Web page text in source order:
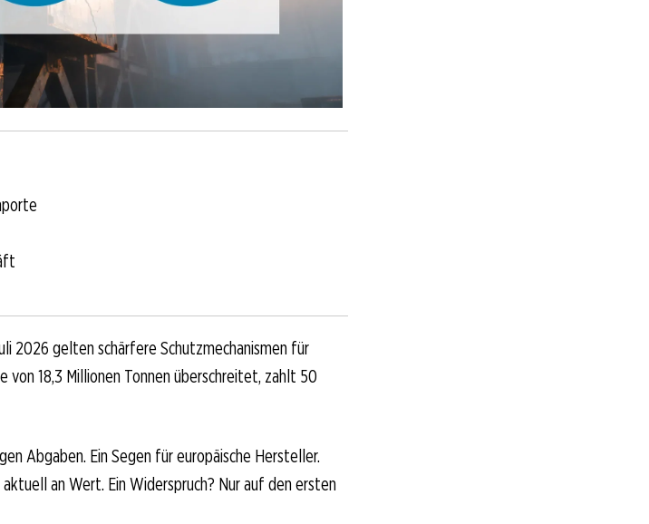
2026 gelten schärfere Schutzmechanismen für
von 18,3 Millionen Tonnen überschreitet, zahlt 50
Abgaben. Ein Segen für europäische Hersteller.
an Wert. Ein Widerspruch? Nur auf den ersten